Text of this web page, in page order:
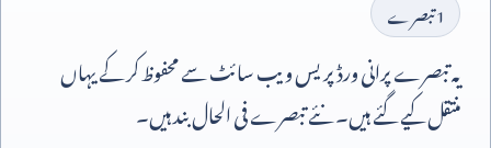
1تبصرے
یہ تبصرے پرانی ورڈپریس ویب سائٹ سے محفوظ کر کے یہاں
منتقل کیے گئے ہیں۔ نئے تبصرے فی الحال بند ہیں۔